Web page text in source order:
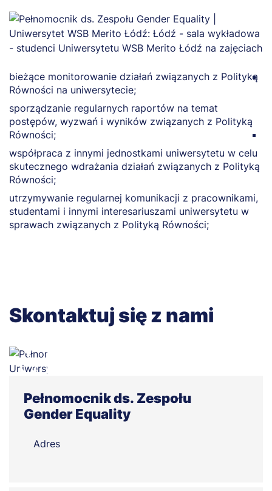
bieżące monitorowanie działań związanych z Polityką
Równości na uniwersytecie;
sporządzanie regularnych raportów na temat
postępów, wyzwań i wyników związanych z Polityką
Równości;
współpraca z innymi jednostkami uniwersytetu w celu
skutecznego wdrażania działań związanych z Polityką
Równości;
utrzymywanie regularnej komunikacji z pracownikami,
studentami i innymi interesariuszami uniwersytetu w
sprawach związanych z Polityką Równości;
Skontaktuj się z nami
Pełnomocnik ds. Zespołu
Gender Equality
Adres